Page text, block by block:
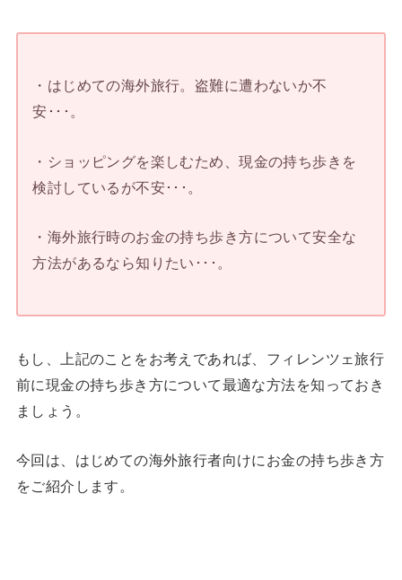
・はじめての海外旅行。盗難に遭わないか不
安･･･。
・ショッピングを楽しむため、現金の持ち歩きを
検討しているが不安･･･。
・海外旅行時のお金の持ち歩き方について安全な
方法があるなら知りたい･･･。
もし、上記のことをお考えであれば、フィレンツェ旅行
前に現金の持ち歩き方について最適な方法を知っておき
ましょう。
今回は、はじめての海外旅行者向けにお金の持ち歩き方
をご紹介します。